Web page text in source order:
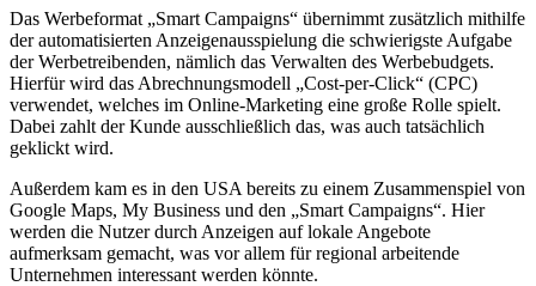
Das Werbeformat „Smart Campaigns“ übernimmt zusätzlich mithilfe
der automatisierten Anzeigenausspielung die schwierigste Aufgabe
der Werbetreibenden, nämlich das Verwalten des Werbebudgets.
Hierfür wird das Abrechnungsmodell „Cost-per-Click“ (CPC)
verwendet, welches im Online-Marketing eine große Rolle spielt.
Dabei zahlt der Kunde ausschließlich das, was auch tatsächlich
geklickt wird.
Außerdem kam es in den USA bereits zu einem Zusammenspiel von
Google Maps, My Business und den „Smart Campaigns“. Hier
werden die Nutzer durch Anzeigen auf lokale Angebote
aufmerksam gemacht, was vor allem für regional arbeitende
Unternehmen interessant werden könnte.